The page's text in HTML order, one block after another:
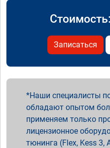
Записаться
Наши специалисты
обладают опытом
применяем только
лицензионное
тюнинга (Flex, Kess 3,